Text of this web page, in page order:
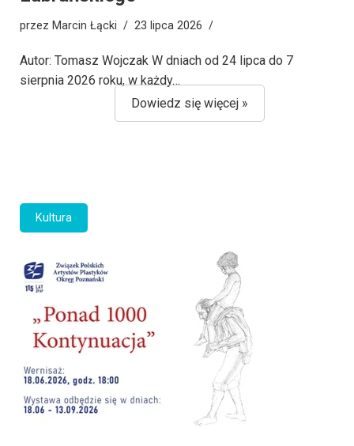
przez Marcin Łącki 23 lipca 2026
Autor: Tomasz Wojczak W dniach od 24 lipca do 7
sierpnia 2026 roku, w każdy…
Dowiedz się więcej »
Kultura